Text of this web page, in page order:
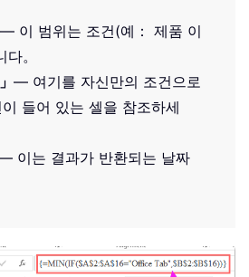
— 이 범위는 조건(예： 제품 이
。
— 여기를 자신만의 조건으로
들어 있는 셀을 참조하세
이는 결과가 반환되는 날짜